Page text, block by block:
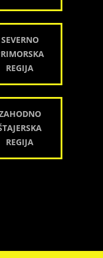
SEVERNO
REGIJA
REGIJA